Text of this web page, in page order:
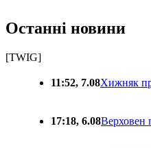
Останні новини
[TWIG]
11:52, 7.08Хижняк
17:18, 6.08Верховен